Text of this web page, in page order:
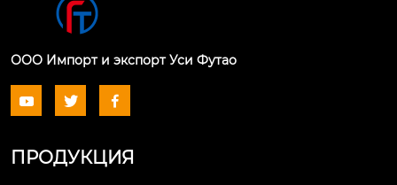
ООО Импорт и экспорт Уси Футао
  
ПРОДУКЦИЯ